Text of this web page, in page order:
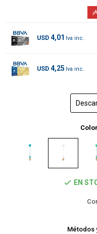
USD 4,01
USD 4,25
EN
Métodos